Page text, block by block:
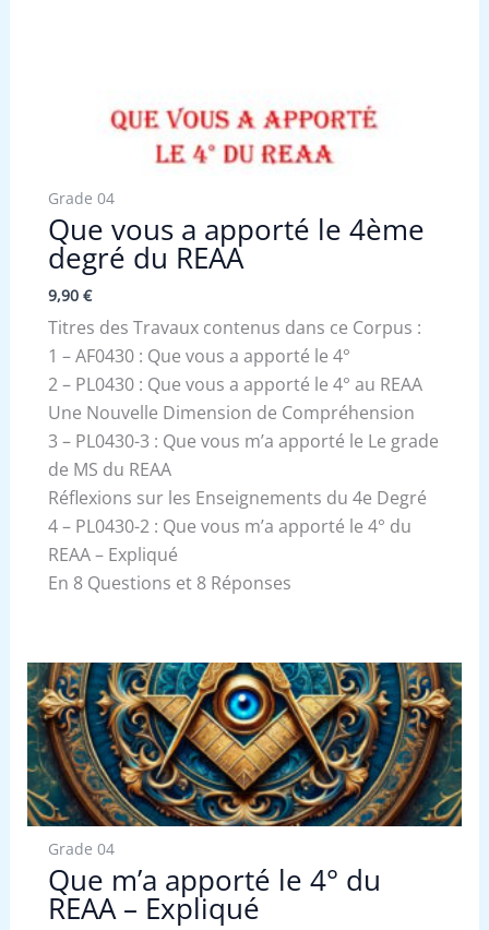
Grade 04
Que vous a apporté le 4ème
degré du REAA
9,90 €
Titres des Travaux contenus dans ce Corpus :
1 – AF0430 : Que vous a apporté le 4°
2 – PL0430 : Que vous a apporté le 4° au REAA
Une Nouvelle Dimension de Compréhension
3 – PL0430-3 : Que vous m’a apporté le Le grade
de MS du REAA
Réflexions sur les Enseignements du 4e Degré
4 – PL0430-2 : Que vous m’a apporté le 4° du
REAA – Expliqué
En 8 Questions et 8 Réponses
Grade 04
Que m’a apporté le 4° du
REAA – Expliqué